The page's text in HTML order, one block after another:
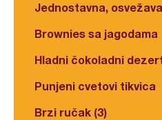
Jednostavna,
Brownies sa jagodama
Hladni čokoladni
Punjeni cvetovi tikvica
Brzi ručak (3)